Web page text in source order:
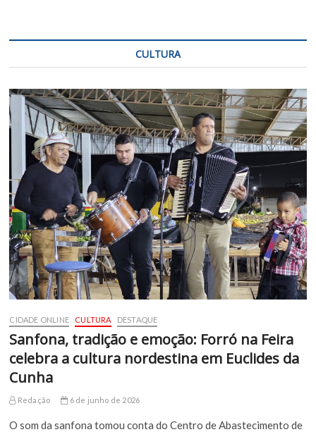
CULTURA
CIDADE ONLINE CULTURA DESTAQUE
Sanfona, tradição e emoção: Forró na Feira
celebra a cultura nordestina em Euclides da
Cunha
Redação 6 de junho de 2026
O som da sanfona tomou conta do Centro de Abastecimento de